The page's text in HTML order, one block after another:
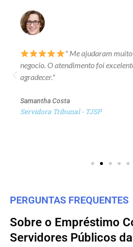
" Me ajudaram
negocio. O atendimento foi
agradecer."
Samantha Costa
Servidora Tribunal - TJSP
PERGUNTAS FREQUENTES
Sobre o Empréstimo
Servidores Públicos